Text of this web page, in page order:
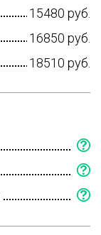
15480 руб.
16850 руб.
18510 руб.